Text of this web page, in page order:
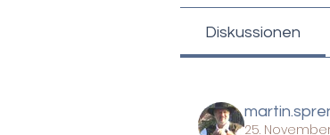
Diskussionen
25.